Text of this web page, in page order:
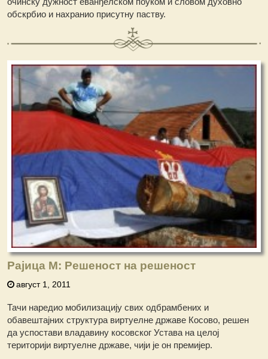
обскрбио и нахранио присутну паству.
Рајица М: Решеност на решеност
август 1, 2011
Тачи наредио мобилизацију свих одбрамбених и
обавештајних структура виртуелне државе Косово, решен
да успостави владавину косовског Устава на целој
територији виртуелне државе, чији је он премијер.